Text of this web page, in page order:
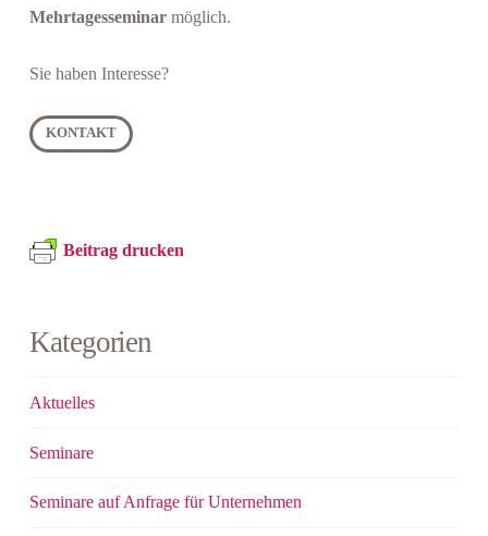
Mehrtagesseminarmöglich.
Sie haben Interesse?
KONTAKT
Beitrag drucken
Kategorien
Aktuelles
Seminare
Seminare auf Anfrage für Unternehmen